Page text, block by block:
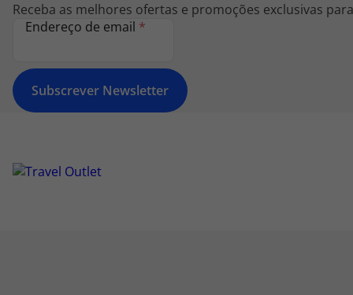
Receba as melhores ofertas e promoções exclusivas
Endereço de email *
Subscrever Newsletter